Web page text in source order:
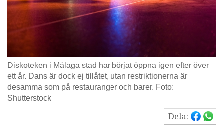
Diskoteken i Málaga stad har börjat öppna igen efter över
ett år. Dans är dock ej tillåtet, utan restriktionerna är
desamma som på restauranger och barer. Foto:
Shutterstock
Dela: